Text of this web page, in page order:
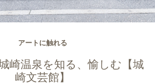
アートに触れる
崎温泉を知る、愉しむ【城
崎文芸館】